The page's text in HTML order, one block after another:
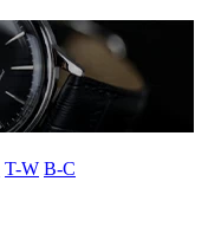
T-W В-С